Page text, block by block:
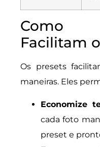
Como
Facilitam
Os presets
maneiras. Eles
Economize
cada foto
preset e